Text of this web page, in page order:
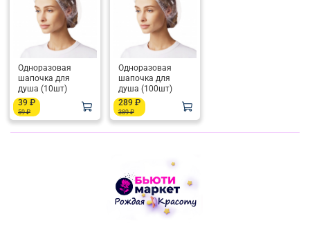
Одноразовая
шапочка для
душа (10шт)
39 ₽
59 ₽
Одноразовая
шапочка для
душа (100шт)
289 ₽
389 ₽